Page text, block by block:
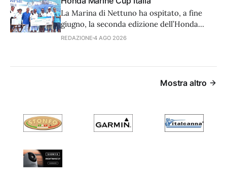
La Marina di Nettuno ha ospitato, a fine
giugno, la seconda edizione dell’Honda
Marine Cup, un meeting di pesca al tonno
REDAZIONE 4 AGO 2026
Mostra altro